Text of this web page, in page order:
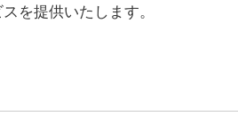
を提供いたします。